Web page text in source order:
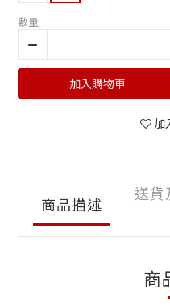
數量
加入購物車
加
商品描述
送貨
商